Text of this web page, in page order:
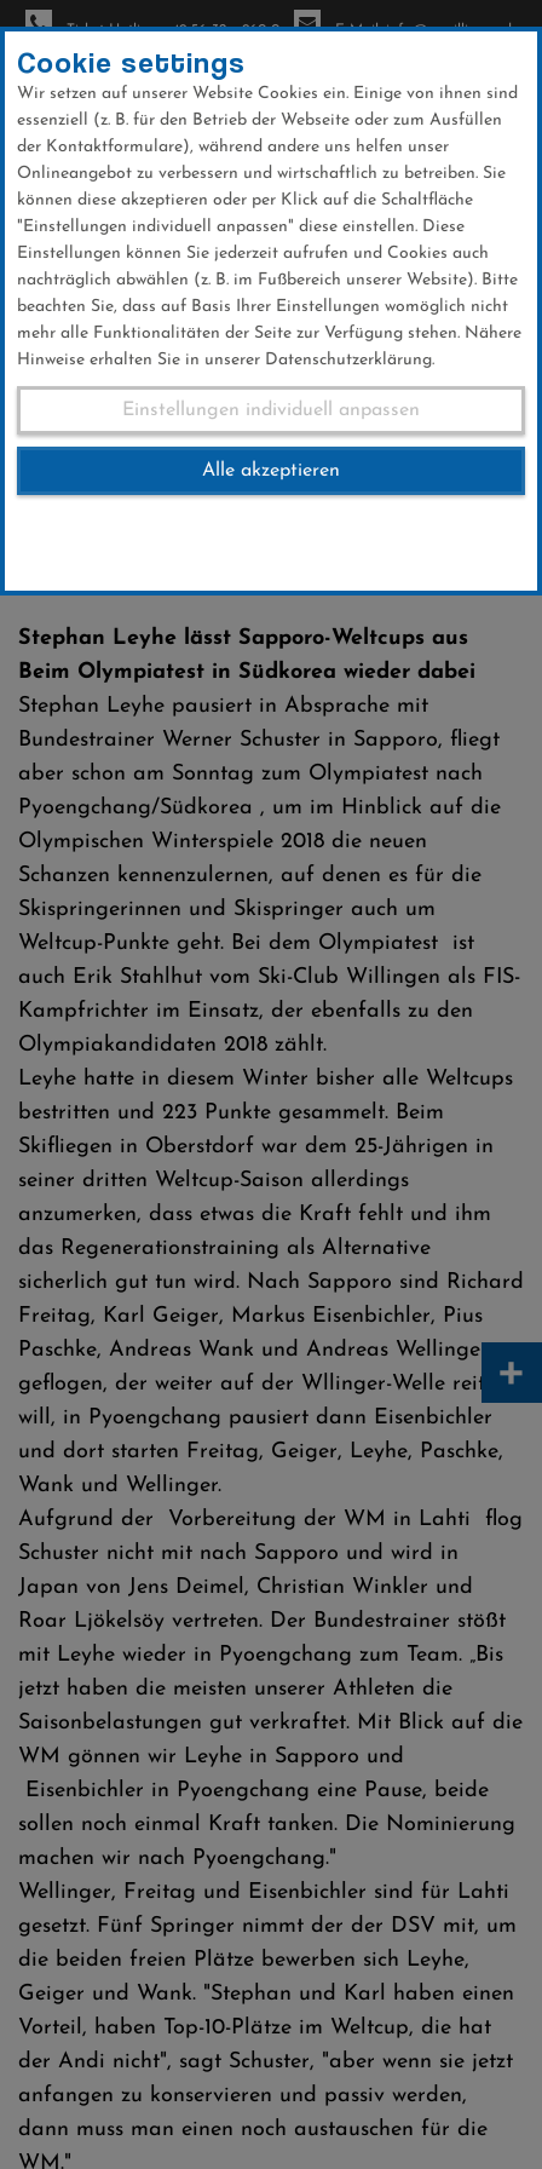
Direkt
zum
Inhalt
Ticket-Hotline: +49 56 32 - 960-0 E-Mail: info@sc-willingen.de
News
Club-News 09.02.2017
09 .Februar 2017
Stephan Leyhe lässt Sapporo-Weltcups aus
Beim Olympiatest in Südkorea wieder dabei
Stephan Leyhe pausiert in Absprache mit
Bundestrainer Werner Schuster in Sapporo, fliegt
aber schon am Sonntag zum Olympiatest nach
Pyoengchang/Südkorea , um im Hinblick auf die
Olympischen Winterspiele 2018 die neuen
Schanzen kennenzulernen, auf denen es für die
Skispringerinnen und Skispringer auch um
Weltcup-Punkte geht. Bei dem Olympiatest ist
auch Erik Stahlhut vom Ski-Club Willingen als FIS-
Kampfrichter im Einsatz, der ebenfalls zu den
Olympiakandidaten 2018 zählt.
Leyhe hatte in diesem Winter bisher alle Weltcups
bestritten und 223 Punkte gesammelt. Beim
Skifliegen in Oberstdorf war dem 25-Jährigen in
seiner dritten Weltcup-Saison allerdings
anzumerken, dass etwas die Kraft fehlt und ihm
das Regenerationstraining als Alternative
sicherlich gut tun wird. Nach Sapporo sind Richard
Freitag, Karl Geiger, Markus Eisenbichler, Pius
Paschke, Andreas Wank und Andreas Wellinger
geflogen, der weiter auf der Wllinger-Welle reiten
will, in Pyoengchang pausiert dann Eisenbichler
und dort starten Freitag, Geiger, Leyhe, Paschke,
Wank und Wellinger.
Aufgrund der Vorbereitung der WM in Lahti flog
Schuster nicht mit nach Sapporo und wird in
Japan von Jens Deimel, Christian Winkler und
Roar Ljökelsöy vertreten. Der Bundestrainer stößt
mit Leyhe wieder in Pyoengchang zum Team. „Bis
jetzt haben die meisten unserer Athleten die
Saisonbelastungen gut verkraftet. Mit Blick auf die
WM gönnen wir Leyhe in Sapporo und
Eisenbichler in Pyoengchang eine Pause, beide
sollen noch einmal Kraft tanken. Die Nominierung
machen wir nach Pyoengchang."
Wellinger, Freitag und Eisenbichler sind für Lahti
gesetzt. Fünf Springer nimmt der der DSV mit, um
die beiden freien Plätze bewerben sich Leyhe,
Geiger und Wank. "Stephan und Karl haben einen
Vorteil, haben Top-10-Plätze im Weltcup, die hat
der Andi nicht", sagt Schuster, "aber wenn sie jetzt
anfangen zu konservieren und passiv werden,
dann muss man einen noch austauschen für die
WM."
Cookie settings
Wir setzen auf unserer Website Cookies ein. Einige von ihnen sind
essenziell (z. B. für den Betrieb der Webseite oder zum Ausfüllen
der Kontaktformulare), während andere uns helfen unser
Onlineangebot zu verbessern und wirtschaftlich zu betreiben. Sie
können diese akzeptieren oder per Klick auf die Schaltfläche
"Einstellungen individuell anpassen" diese einstellen. Diese
Einstellungen können Sie jederzeit aufrufen und Cookies auch
nachträglich abwählen (z. B. im Fußbereich unserer Website). Bitte
beachten Sie, dass auf Basis Ihrer Einstellungen womöglich nicht
mehr alle Funktionalitäten der Seite zur Verfügung stehen. Nähere
Hinweise erhalten Sie in unserer Datenschutzerklärung.
Einstellungen individuell anpassen
Alle akzeptieren
+